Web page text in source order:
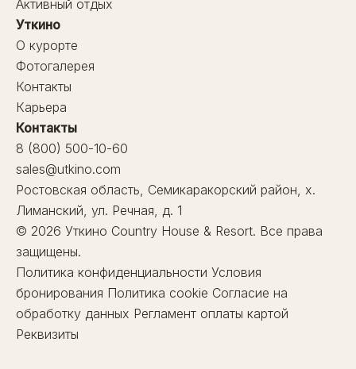
Активный отдых
Уткино
О курорте
Фотогалерея
Контакты
Карьера
Контакты
8 (800) 500-10-60
sales@utkino.com
Ростовская область, Семикаракорский район, х.
Лиманский, ул. Речная, д. 1
© 2026 Уткино Country House & Resort. Все права
защищены.
Политика конфиденциальности Условия
бронирования Политика cookie Согласие на
обработку данных Регламент оплаты картой
Реквизиты